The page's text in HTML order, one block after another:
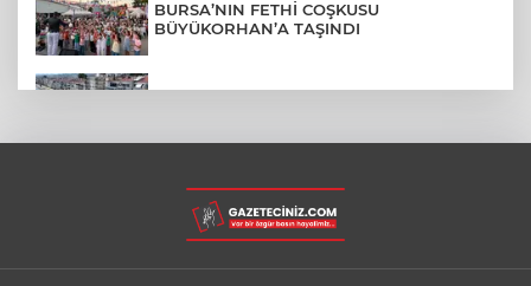
BURSA’NIN FETHİ COŞKUSU
BÜYÜKORHAN’A TAŞINDI
ÇERÇEVE YASA TEKLİFİ TBMM'YE
SUNULDU: İŞTE TAM YASA KAPSAMI